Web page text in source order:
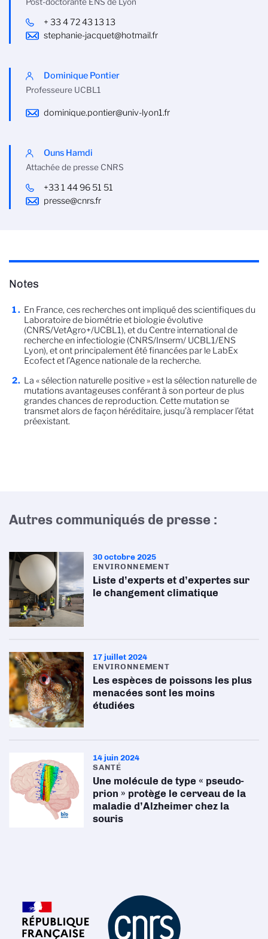
+ 33 4 72 43 13 13
stephanie-jacquet@hotmail.fr
Dominique Pontier
Professeure UCBL1
dominique.pontier@univ-lyon1.fr
Ouns Hamdi
Attachée de presse CNRS
+33 1 44 96 51 51
presse@cnrs.fr
Notes
En France, ces recherches ont impliqué des scientifiques du
Laboratoire de biométrie et biologie évolutive
(CNRS/VetAgro+/UCBL1), et du Centre international de
recherche en infectiologie (CNRS/Inserm/ UCBL1/ENS
Lyon), et ont principalement été financées par le LabEx
Ecofect et l’Agence nationale de la recherche.
La « sélection naturelle positive » est la sélection naturelle de
mutations avantageuses conférant à son porteur de plus
grandes chances de reproduction. Cette mutation se
transmet alors de façon héréditaire, jusqu’à remplacer l’état
préexistant.
Autres communiqués de presse :
30 octobre 2025
ENVIRONNEMENT
Liste d’experts et d’expertes sur
le changement climatique
17 juillet 2024
ENVIRONNEMENT
Les espèces de poissons les plus
menacées sont les moins
étudiées
14 juin 2024
SANTÉ
Une molécule de type « pseudo-
prion » protège le cerveau de la
maladie d’Alzheimer chez la
souris